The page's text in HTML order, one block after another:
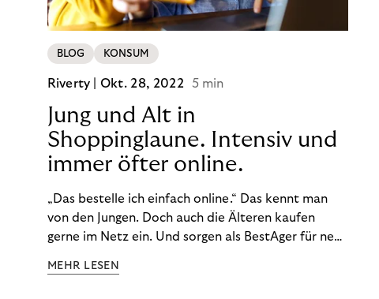
BLOG KONSUM
Riverty | Okt. 28, 2022 5 min
Jung und Alt in
Shoppinglaune. Intensiv und
immer öfter online.
„Das bestelle ich einfach online.“ Das kennt man
von den Jungen. Doch auch die Älteren kaufen
gerne im Netz ein. Und sorgen als BestAger für neue
von der Generation Z. Wir haben genauer
MEHR LESEN